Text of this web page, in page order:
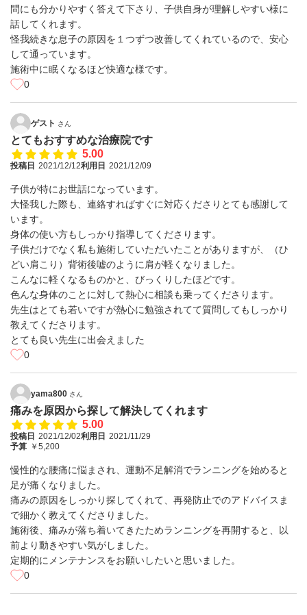
問にも分かりやすく答えて下さり、子供自身が理解しやすい様に
話してくれます。
怪我続きな息子の原因を１つずつ改善してくれているので、安心
して通っています。
施術中に眠くなるほど快適な様です。
0
ゲスト さん
とてもおすすめな治療院です
5.00
投稿日 2021/12/12利用日 2021/12/09
子供が特にお世話になっています。
大怪我した際も、連絡すればすぐに対応くださりとても感謝して
います。
身体の使い方もしっかり指導してくださります。
子供だけでなく私も施術していただいたことがありますが、（ひ
どい肩こり）背術後嘘のように肩が軽くなりました。
こんなに軽くなるものかと、びっくりしたほどです。
色んな身体のことに対して熱心に相談も乗ってくださります。
先生はとても若いですが熱心に勉強されてて質問してもしっかり
教えてくださります。
とても良い先生に出会えました
0
yama800 さん
痛みを原因から探して解決してくれます
5.00
投稿日 2021/12/02利用日 2021/11/29
予算 ￥5,200
慢性的な腰痛に悩まされ、運動不足解消でランニングを始めると
足が痛くなりました。
痛みの原因をしっかり探してくれて、再発防止でのアドバイスま
で細かく教えてくださりました。
施術後、痛みが落ち着いてきたためランニングを再開すると、以
前より動きやすい気がしました。
定期的にメンテナンスをお願いしたいと思いました。
0